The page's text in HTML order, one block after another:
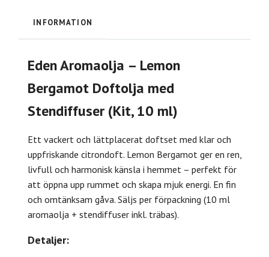
INFORMATION
Eden Aromaolja – Lemon
Bergamot Doftolja med
Stendiffuser (Kit, 10 ml)
Ett vackert och lättplacerat doftset med klar och
uppfriskande citrondoft. Lemon Bergamot ger en ren,
livfull och harmonisk känsla i hemmet – perfekt för
att öppna upp rummet och skapa mjuk energi. En fin
och omtänksam gåva. Säljs per förpackning (10 ml
aromaolja + stendiffuser inkl. träbas).
Detaljer: